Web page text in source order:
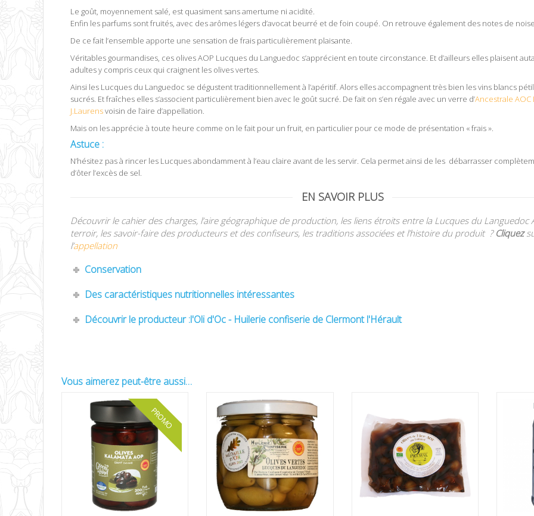
Le goût, moyennement salé, est quasiment sans amertume ni acidité.
Enfin les parfums sont fruités, avec des arômes légers d’avocat beurré et de foin coupé. On retrouve également des notes de
De ce fait l’ensemble apporte une sensation de frais particulièrement plaisante.
Véritables gourmandises, ces olives AOP Lucques du Languedoc s’apprécient en toute circonstance. Et d’ailleurs elles plaisent
adultes y compris ceux qui craignent les olives vertes.
Ainsi les Lucques du Languedoc se dégustent traditionnellement à l’apéritif. Alors elles accompagnent très bien les vins blancs
sucrés. Et fraîches elles s’associent particulièrement bien avec le goût sucré. De fait on s’en régale avec un verre d’Ancestrale AOC
J.Laurensvoisin de l’aire d’appellation.
Mais on les apprécie à toute heure comme on le fait pour un fruit, en particulier pour ce mode de présentation « frais ».
Astuce :
N’hésitez pas à rincer les Lucques abondamment à l’eau claire avant de les servir. Cela permet ainsi de les débarrasser
d’ôter l’excès de sel.
EN SAVOIR PLUS
Découvrir le cahier des charges, l’aire géographique de production, les liens étroits entre la Lucques du Languedoc
terroir, les savoir-faire des producteurs et des confiseurs, les traditions associées et l’histoire du produit ? Cliquez
l’appellation
Conservation
Des caractéristiques nutritionnelles intéressantes
Découvrir le producteur :l'Oli d'Oc - Huilerie confiserie de Clermont l'Hérault
Vous aimerez peut-être aussi…
PROMO